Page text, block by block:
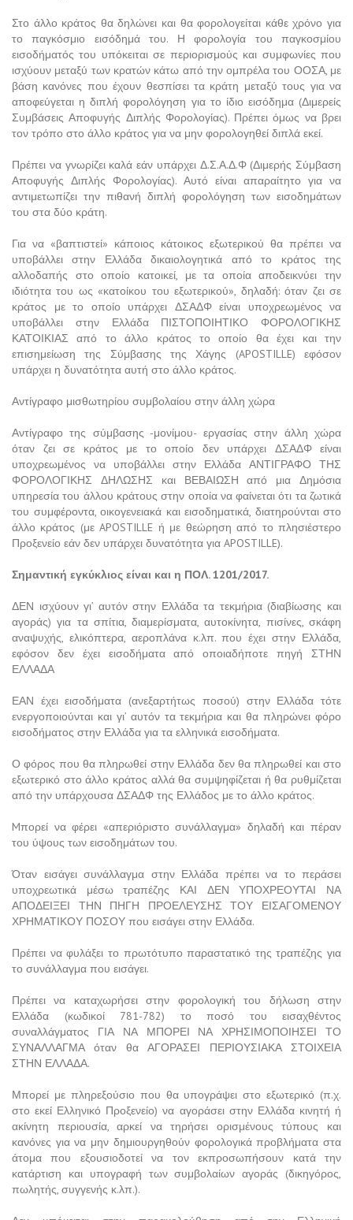
Στο άλλο κράτος θα δηλώνει και θα φορολογείται κάθε χρόνο για
το παγκόσμιο εισόδημά του. Η φορολογία του παγκοσμίου
εισοδήματός του υπόκειται σε περιορισμούς και συμφωνίες που
ισχύουν μεταξύ των κρατών κάτω από την ομπρέλα του ΟΟΣΑ, με
βάση κανόνες που έχουν θεσπίσει τα κράτη μεταξύ τους για να
αποφεύγεται η διπλή φορολόγηση για το ίδιο εισόδημα (Διμερείς
Συμβάσεις Αποφυγής Διπλής Φορολογίας). Πρέπει όμως να βρει
τον τρόπο στο άλλο κράτος για να μην φορολογηθεί διπλά εκεί.
Πρέπει να γνωρίζει καλά εάν υπάρχει Δ.Σ.Α.Δ.Φ (Διμερής Σύμβαση
Αποφυγής Διπλής Φορολογίας). Αυτό είναι απαραίτητο για να
αντιμετωπίζει την πιθανή διπλή φορολόγηση των εισοδημάτων
του στα δύο κράτη.
Για να «βαπτιστεί» κάποιος κάτοικος εξωτερικού θα πρέπει να
υποβάλλει στην Ελλάδα δικαιολογητικά από το κράτος της
αλλοδαπής στο οποίο κατοικεί, με τα οποία αποδεικνύει την
ιδιότητα του ως «κατοίκου του εξωτερικού», δηλαδή: όταν ζει σε
κράτος με το οποίο υπάρχει ΔΣΑΔΦ είναι υποχρεωμένος να
υποβάλλει στην Ελλάδα ΠΙΣΤΟΠΟΙΗΤΙΚΟ ΦΟΡΟΛΟΓΙΚΗΣ
ΚΑΤΟΙΚΙΑΣ από το άλλο κράτος το οποίο θα έχει και την
επισημείωση της Σύμβασης της Χάγης (APOSTILLE) εφόσον
υπάρχει η δυνατότητα αυτή στο άλλο κράτος.
Αντίγραφο μισθωτηρίου συμβολαίου στην άλλη χώρα
Αντίγραφο της σύμβασης -μονίμου- εργασίας στην άλλη χώρα
όταν ζει σε κράτος με το οποίο δεν υπάρχει ΔΣΑΔΦ είναι
υποχρεωμένος να υποβάλλει στην Ελλάδα ΑΝΤΙΓΡΑΦΟ ΤΗΣ
ΦΟΡΟΛΟΓΙΚΗΣ ΔΗΛΩΣΗΣ και ΒΕΒΑΙΩΣΗ από μια Δημόσια
υπηρεσία του άλλου κράτους στην οποία να φαίνεται ότι τα ζωτικά
του συμφέροντα, οικογενειακά και εισοδηματικά, διατηρούνται στο
άλλο κράτος (με APOSTILLE ή με θεώρηση από το πλησιέστερο
Προξενείο εάν δεν υπάρχει δυνατότητα για APOSTILLE).
Σημαντική εγκύκλιος είναι και η ΠΟΛ. 1201/2017.
ΔΕΝ ισχύουν γι’ αυτόν στην Ελλάδα τα τεκμήρια (διαβίωσης και
αγοράς) για τα σπίτια, διαμερίσματα, αυτοκίνητα, πισίνες, σκάφη
αναψυχής, ελικόπτερα, αεροπλάνα κ.λπ. που έχει στην Ελλάδα,
εφόσον δεν έχει εισοδήματα από οποιαδήποτε πηγή ΣΤΗΝ
ΕΛΛΑΔΑ
ΕΑΝ έχει εισοδήματα (ανεξαρτήτως ποσού) στην Ελλάδα τότε
ενεργοποιούνται και γι’ αυτόν τα τεκμήρια και θα πληρώνει φόρο
εισοδήματος στην Ελλάδα για τα ελληνικά εισοδήματα.
Ο φόρος που θα πληρωθεί στην Ελλάδα δεν θα πληρωθεί και στο
εξωτερικό στο άλλο κράτος αλλά θα συμψηφίζεται ή θα ρυθμίζεται
από την υπάρχουσα ΔΣΑΔΦ της Ελλάδος με το άλλο κράτος.
Mπορεί να φέρει «απεριόριστο συνάλλαγμα» δηλαδή και πέραν
του ύψους των εισοδημάτων του.
Όταν εισάγει συνάλλαγμα στην Ελλάδα πρέπει να το περάσει
υποχρεωτικά μέσω τραπέζης ΚΑΙ ΔΕΝ ΥΠΟΧΡΕΟΥΤΑΙ ΝΑ
ΑΠΟΔΕΙΞΕΙ ΤΗΝ ΠΗΓΗ ΠΡΟΕΛΕΥΣΗΣ ΤΟΥ ΕΙΣΑΓΟΜΕΝΟΥ
ΧΡΗΜΑΤΙΚΟΥ ΠΟΣΟΥ που εισάγει στην Ελλάδα.
Πρέπει να φυλάξει το πρωτότυπο παραστατικό της τραπέζης για
το συνάλλαγμα που εισάγει.
Πρέπει να καταχωρήσει στην φορολογική του δήλωση στην
Ελλάδα (κωδικοί 781-782) το ποσό του εισαχθέντος
συναλλάγματος ΓΙΑ ΝΑ ΜΠΟΡΕΙ ΝΑ ΧΡΗΣΙΜΟΠΟΙΗΣΕΙ ΤΟ
ΣΥΝΑΛΛΑΓΜΑ όταν θα ΑΓΟΡΑΣΕΙ ΠΕΡΙΟΥΣΙΑΚΑ ΣΤΟΙΧΕΙΑ
ΣΤΗΝ ΕΛΛΑΔΑ.
Μπορεί με πληρεξούσιο που θα υπογράψει στο εξωτερικό (π.χ.
στο εκεί Ελληνικό Προξενείο) να αγοράσει στην Ελλάδα κινητή ή
ακίνητη περιουσία, αρκεί να τηρήσει ορισμένους τύπους και
κανόνες για να μην δημιουργηθούν φορολογικά προβλήματα στα
άτομα που εξουσιοδοτεί να τον εκπροσωπήσουν κατά την
κατάρτιση και υπογραφή των συμβολαίων αγοράς (δικηγόρος,
πωλητής, συγγενής κ.λπ.).